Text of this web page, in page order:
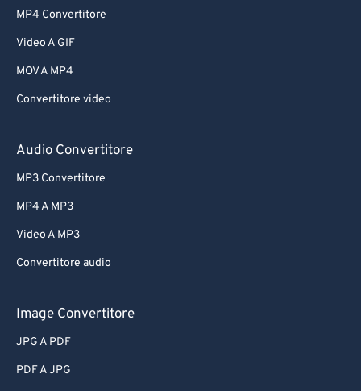
MP4 Convertitore
Video A GIF
MOV A MP4
Convertitore video
Audio Convertitore
MP3 Convertitore
MP4 A MP3
Video A MP3
Convertitore audio
Image Convertitore
JPG A PDF
PDF A JPG